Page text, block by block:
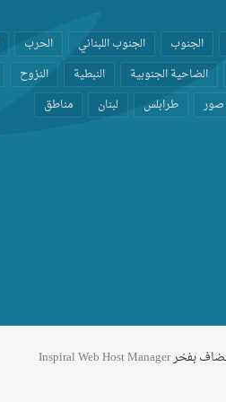
الجنوب الجنوب اللبناني الحرب
الضاحية الجنوبية النبطية النزوح
صور طرابلس لبنان مناطق
بفخرInspiral Web Host Manager